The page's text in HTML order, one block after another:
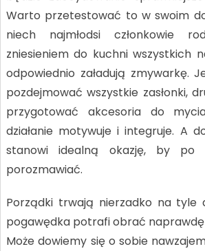
Warto przetestować to w swoim
niech najmłodsi członkowie
zniesieniem do kuchni wszystkich
odpowiednio załadują zmywarkę.
pozdejmować wszystkie zasłonki,
przygotować akcesoria do
działanie motywuje i integruje. A
stanowi idealną okazję, by po
porozmawiać.
Porządki trwają nierzadko na tyle
pogawędka potrafi obrać
Może dowiemy się o sobie